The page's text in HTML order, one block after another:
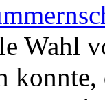
Wahl